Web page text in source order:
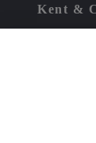
Kent &